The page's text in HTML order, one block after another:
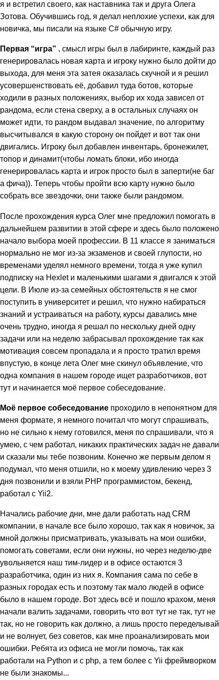
я и встретил своего, как наставника так и друга Олега
Зотова. Обучившись год, я делал неплохие успехи, как для
новичка, мы писали на языке C# обычную игру.
Первая “игра” , смысл игры был в лабиринте, каждый раз
генерировалась новая карта и игроку нужно было дойти до
выхода, для меня эта затея оказалась скучной и я решил
усовершенствовать её, добавил туда ботов, которые
ходили в разных положениях, выбор их хода зависел от
рандома, если стена сверху, а в остальных случаях он
может идти, то рандом выдавал значение, по алгоритму
высчитывался в какую сторону он пойдет и вот так они
двигались. Игроку был добавлен инвентарь, бронежилет,
топор и динамит(чтобы ломать блоки, ибо иногда
генерировалась карта и игрок просто был в заперти(не баг
а фича)). Теперь чтобы пройти всю карту нужно было
собрать все звездочки, они также были рандомом.
После прохождения курса Олег мне предложил помогать в
дальнейшем развитии в этой сфере и здесь было положено
начало выбора моей профессии. В 11 классе я заниматься
нормально не мог из-за экзаменов и своей глупости, но
временами уделял немного времени, тогда я уже купил
подписку на Hexlet и маленькими шагами я двигался к этой
цели. В Июле из-за семейных обстоятельств я не смог
поступить в университет и решил, что нужно набираться
знаний и устраиваться на работу, курсы давались мне
очень трудно, иногда я решал по нескольку дней одну
задачи или на неделю забрасывал прохождение так как
мотивация совсем пропадала и я просто тратил время
впустую, в конце лета Олег мне скинул объявление, что
одна компания в нашем городе ищет разработчиков, вот
тут и начинается моё первое собеседование.
Моё первое собеседование проходило в непонятном для
меня формате, я немного почитал что могут спрашивать,
но не сильно к нему готовился, меня по спрашивали, что я
умею, с чем работал, никаких практических задач не давали
и сказали мы тебе позвоним. Конечно же первым делом я
подумал, что меня отшили, но к моему удивлению через 3
дня позвонили и взяли PHP программистом, бекенд,
работал с Yii2.
Начались рабочие дни, мне дали работать над CRM
компании, в начале все было хорошо, так как я новичок, за
мной должны присматривать, указывать на мои ошибки,
помогать советами, если они нужны, но через неделю-две
увольняется наш тим-лидер и в офисе остаются 3
разработчика, один из них я. Компания сама по себе в
разных городах есть и поэтому так мало людей в офисе
было в нашем городе. Вот здесь всё и пошло крахом, меня
начали валить задачами, говорить что вот тут не так, тут не
так, но не говорить как должно, а лишь просто переделывай
и не волнует, без советов, как мне проанализировать мои
ошибки. Ребята из офиса не могли помочь, так как
работали на Python и c php, а тем более с Yii фреймворком
не были знакомы...